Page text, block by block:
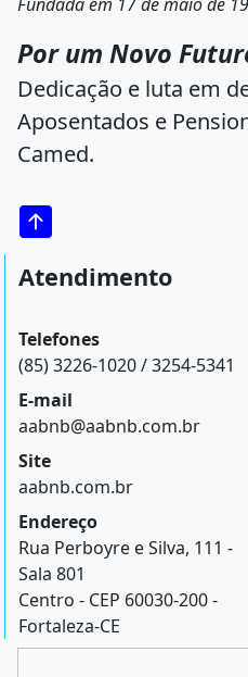
Por um Novo
Dedicação e luta em
Aposentados e
Camed.
Atendimento
Telefones
(85) 3226-1020 / 3254-5341
E-mail
aabnb@aabnb.com.br
Site
aabnb.com.br
Endereço
Rua Perboyre e Silva, 111 -
Sala 801
Centro - CEP 60030-200 -
Fortaleza-CE